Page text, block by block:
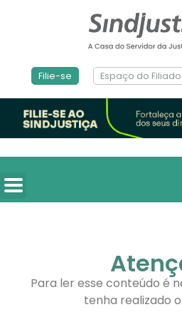
Filie-se Espaço do Filiado
Para ler esse conteúdo é
tenha realizado